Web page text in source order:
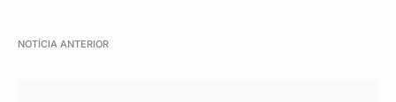
NOTÍCIA ANTERIOR